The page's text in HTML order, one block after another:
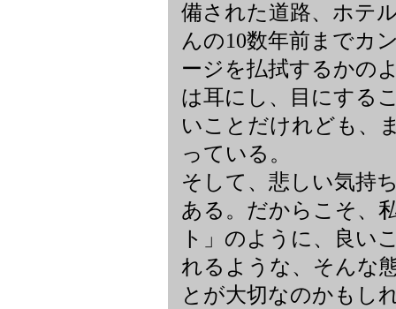
備された道路、ホテ
んの10数年前までカ
ージを払拭するかの
は耳にし、目にする
いことだけれども、
っている。
そして、悲しい気持
ある。だからこそ、
ト」のように、良い
れるような、そんな
とが大切なのかもし